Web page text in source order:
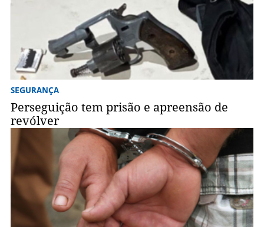
SEGURANÇA
Perseguição tem prisão e apreensão de
revólver